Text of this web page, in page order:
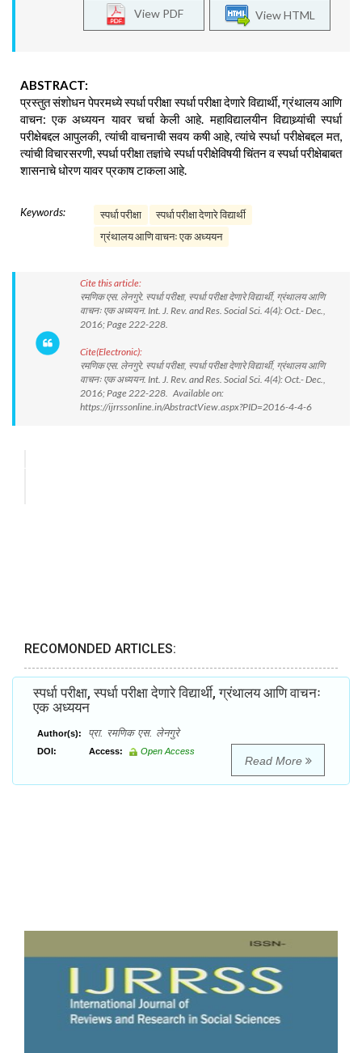
View HTML
View PDF
ABSTRACT:
प्रस्तुत संशोधन पेपरमध्ये स्पर्धा परीक्षा स्पर्धा परीक्षा देणारे विद्यार्थी, ग्रंथालय आणि
वाचन: एक अध्ययन यावर चर्चा केली आहे. महाविद्यालयीन विद्याथ्र्यांची स्पर्धा
परीक्षेबद्दल आपुलकी, त्यांची वाचनाची सवय कषी आहे, त्यांचे स्पर्धा परीक्षेबद्दल मत,
त्यांची विचारसरणी, स्पर्धा परीक्षा तज्ञांचे स्पर्धा परीक्षेविषयी चिंतन व स्पर्धा परीक्षेबाबत
शासनाचे धोरण यावर प्रकाष टाकला आहे.
Keywords: स्पर्धा परीक्षा
स्पर्धा परीक्षा देणारे विद्यार्थी
ग्रंथालय आणि वाचनः एक अध्ययन
Cite this article:
रमणिक एस. लेनगुरे. स्पर्धा परीक्षा, स्पर्धा परीक्षा देणारे विद्यार्थी, ग्रंथालय आणि
वाचनः एक अध्ययन. Int. J. Rev. and Res. Social Sci. 4(4): Oct.- Dec.,
2016; Page 222-228.
Cite(Electronic):
रमणिक एस. लेनगुरे. स्पर्धा परीक्षा, स्पर्धा परीक्षा देणारे विद्यार्थी, ग्रंथालय आणि
वाचनः एक अध्ययन. Int. J. Rev. and Res. Social Sci. 4(4): Oct.- Dec.,
2016; Page 222-228. Available on:
https://ijrrssonline.in/AbstractView.aspx?PID=2016-4-4-6
RECOMONDED ARTICLES:
स्पर्धा परीक्षा, स्पर्धा परीक्षा देणारे विद्यार्थी, ग्रंथालय आणि वाचनः
एक अध्ययन
Author(s): प्रा. रमणिक एस. लेनगुरे
DOI: Access: Open Access
Read More